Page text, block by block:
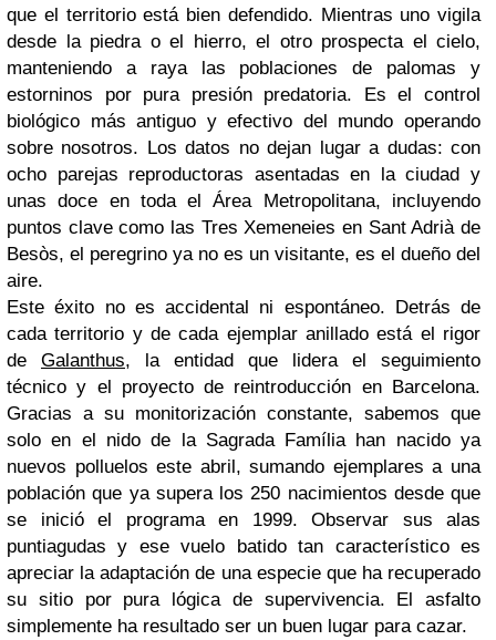
que el territorio está bien defendido. Mientras uno vigila
desde la piedra o el hierro, el otro prospecta el cielo,
manteniendo a raya las poblaciones de palomas y
estorninos por pura presión predatoria. Es el control
biológico más antiguo y efectivo del mundo operando
sobre nosotros. Los datos no dejan lugar a dudas: con
ocho parejas reproductoras asentadas en la ciudad y
unas doce en toda el Área Metropolitana, incluyendo
puntos clave como las Tres Xemeneies en Sant Adrià de
Besòs, el peregrino ya no es un visitante, es el dueño del
aire.
Este éxito no es accidental ni espontáneo. Detrás de
cada territorio y de cada ejemplar anillado está el rigor
de Galanthus, la entidad que lidera el seguimiento
técnico y el proyecto de reintroducción en Barcelona.
Gracias a su monitorización constante, sabemos que
solo en el nido de la Sagrada Família han nacido ya
nuevos polluelos este abril, sumando ejemplares a una
población que ya supera los 250 nacimientos desde que
se inició el programa en 1999. Observar sus alas
puntiagudas y ese vuelo batido tan característico es
apreciar la adaptación de una especie que ha recuperado
su sitio por pura lógica de supervivencia. El asfalto
simplemente ha resultado ser un buen lugar para cazar.